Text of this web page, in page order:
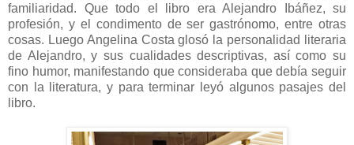
familiaridad. Que todo el libro era Alejandro Ibáñez, su
profesión, y el condimento de ser gastrónomo, entre otras
cosas. Luego Angelina Costa glosó la personalidad literaria
de Alejandro, y sus cualidades descriptivas, así como su
fino humor, manifestando que consideraba que debía seguir
con la literatura, y para terminar leyó algunos pasajes del
libro.